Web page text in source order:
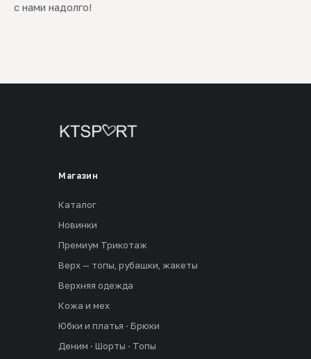
с нами надолго!
Магазин
Каталог
Новинки
Премиум Трикотаж
Верх — топы, рубашки, жакеты
Верхняя одежда
Кожа и мех
Юбки и платья · Брюки
Деним · Шорты · Топы